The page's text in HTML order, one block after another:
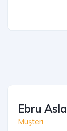
Ebru
Müşteri